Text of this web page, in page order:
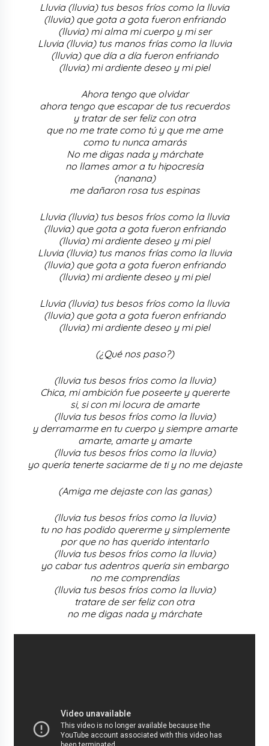
Lluvia (lluvia) tus besos fríos como la lluvia
(lluvia) que gota a gota fueron enfriando
(lluvia) mi alma mi cuerpo y mi ser
Lluvia (lluvia) tus manos frías como la lluvia
(lluvia) que día a día fueron enfriando
(lluvia) mi ardiente deseo y mi piel
Ahora tengo que olvidar
ahora tengo que escapar de tus recuerdos
y tratar de ser feliz con otra
que no me trate como tú y que me ame
como tu nunca amarás
No me digas nada y márchate
no llames amor a tu hipocresía
(nanana)
me dañaron rosa tus espinas
Lluvia (lluvia) tus besos fríos como la lluvia
(lluvia) que gota a gota fueron enfriando
(lluvia) mi ardiente deseo y mi piel
Lluvia (lluvia) tus manos frías como la lluvia
(lluvia) que gota a gota fueron enfriando
(lluvia) mi ardiente deseo y mi piel
Lluvia (lluvia) tus besos fríos como la lluvia
(lluvia) que gota a gota fueron enfriando
(lluvia) mi ardiente deseo y mi piel
(¿Qué nos paso?)
(lluvia tus besos fríos como la lluvia)
Chica, mi ambición fue poseerte y quererte
si, si con mi locura de amarte
(lluvia tus besos fríos como la lluvia)
y derramarme en tu cuerpo y siempre amarte
amarte, amarte y amarte
(lluvia tus besos fríos como la lluvia)
yo quería tenerte saciarme de ti y no me dejaste
(Amiga me dejaste con las ganas)
(lluvia tus besos fríos como la lluvia)
tu no has podido quererme y simplemente
por que no has querido intentarlo
(lluvia tus besos fríos como la lluvia)
yo cabar tus adentros quería sin embargo
no me comprendías
(lluvia tus besos fríos como la lluvia)
tratare de ser feliz con otra
no me digas nada y márchate